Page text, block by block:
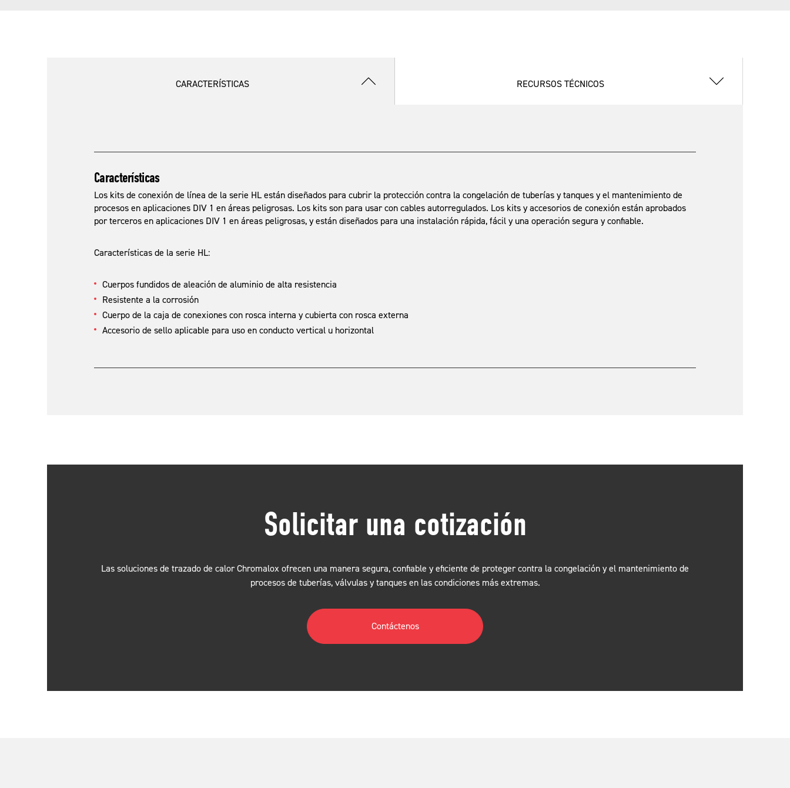
CARACTERÍSTICAS RECURSOS TÉCNICOS
Características
Los kits de conexión de línea de la serie HL están diseñados para cubrir la protección contra la congelación de tuberías y tanques y el mantenimiento de
procesos en aplicaciones DIV 1 en áreas peligrosas. Los kits son para usar con cables autorregulados. Los kits y accesorios de conexión están aprobados
por terceros en aplicaciones DIV 1 en áreas peligrosas, y están diseñados para una instalación rápida, fácil y una operación segura y confiable.
Características de la serie HL:
Cuerpos fundidos de aleación de aluminio de alta resistencia
Resistente a la corrosión
Cuerpo de la caja de conexiones con rosca interna y cubierta con rosca externa
Accesorio de sello aplicable para uso en conducto vertical u horizontal
Solicitar una cotización
Las soluciones de trazado de calor Chromalox ofrecen una manera segura, confiable y eficiente de proteger contra la congelación y el mantenimiento de
procesos de tuberías, válvulas y tanques en las condiciones más extremas.
Contáctenos